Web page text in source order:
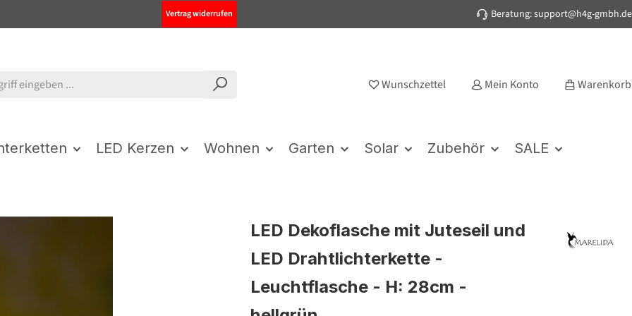
Vertrag widerrufen Beratung: support@h4g-gmbh.de
Wunschzettel Mein Konto Warenkorb
LED Kerzen Wohnen Garten Solar Zubehör SALE
LED Dekoflasche mit Juteseil und
LED Drahtlichterkette -
Leuchtflasche - H: 28cm -